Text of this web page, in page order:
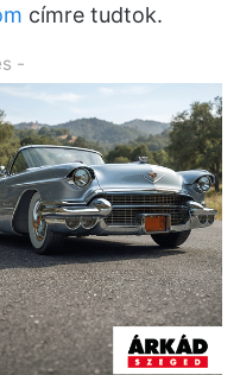
címre tudtok.
-